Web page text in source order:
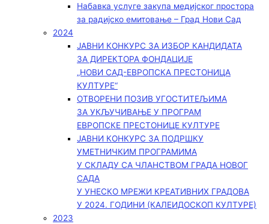
Набавка услуге закупа медијског простора
за радијско емитовање – Град Нови Сад
2024
ЈАВНИ КОНКУРС ЗА ИЗБОР КАНДИДАТА
ЗА ДИРЕКТОРА ФОНДАЦИЈЕ
„НОВИ САД-ЕВРОПСКА ПРЕСТОНИЦА
КУЛТУРЕ“
ОТВОРЕНИ ПОЗИВ УГОСТИТЕЉИМА
ЗА УКЉУЧИВАЊЕ У ПРОГРАМ
ЕВРОПСКЕ ПРЕСТОНИЦЕ КУЛТУРЕ
ЈАВНИ КОНКУРС ЗА ПОДРШКУ
УМЕТНИЧКИМ ПРОГРАМИМА
У СКЛАДУ СА ЧЛАНСТВОМ ГРАДА НОВОГ
САДА
У УНЕСКО МРЕЖИ КРЕАТИВНИХ ГРАДОВА
У 2024. ГОДИНИ (КАЛЕИДОСКОП КУЛТУРЕ)
2023